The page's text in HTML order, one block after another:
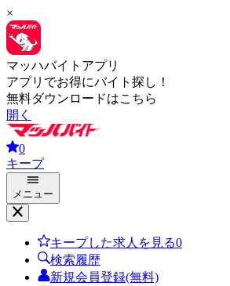
×
マッハバイトアプリ
アプリでお得にバイト探し！
無料ダウンロードはこちら
開く
0
キープ
メニュー
キープした求人を見る0
検索履歴
新規会員登録(無料)